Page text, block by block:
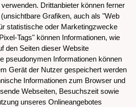
Drittanbieter können ferner
Grafiken, auch als "Web
statistische oder Marketingzwecke
Tags" können Informationen, wie
den Seiten dieser Website
pseudonymen Informationen können
Gerät der Nutzer gespeichert werden
Informationen zum Browser und
Webseiten, Besuchszeit sowie
unseres Onlineangebotes